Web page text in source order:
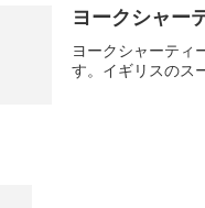
ヨークシャー
ヨークシャーティ
す。イギリスのス